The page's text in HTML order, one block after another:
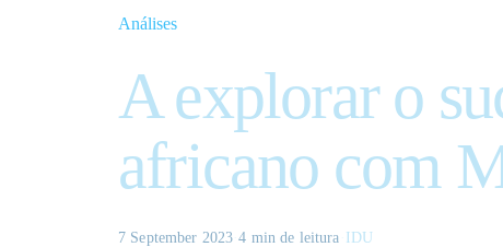
Análises
A explorar o
africano com
7 September 2023 ·4 min de leitura IDU